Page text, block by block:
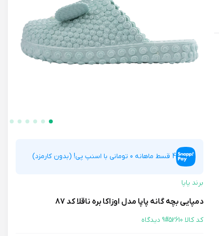
4 قسط ماهانه 0 تومانی با اسنپ پی! (بدون کارمزد)
برند پاپا
دمپایی بچه گانه پاپا مدل اوزاکا بره ناقلا کد 87
کد کالا 52610# 9 دیدگاه